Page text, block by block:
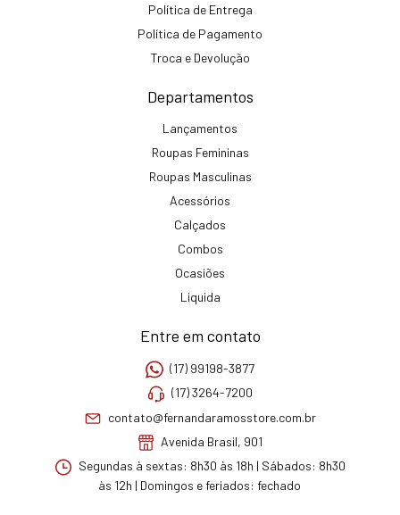
Política de Entrega
Política de Pagamento
Troca e Devolução
Departamentos
Lançamentos
Roupas Femininas
Roupas Masculinas
Acessórios
Calçados
Combos
Ocasiões
Liquida
Entre em contato
(17) 99198-3877
(17) 3264-7200
contato@fernandaramosstore.com.br
Avenida Brasil, 901
Segundas à sextas: 8h30 às 18h | Sábados: 8h30
às 12h | Domingos e feriados: fechado